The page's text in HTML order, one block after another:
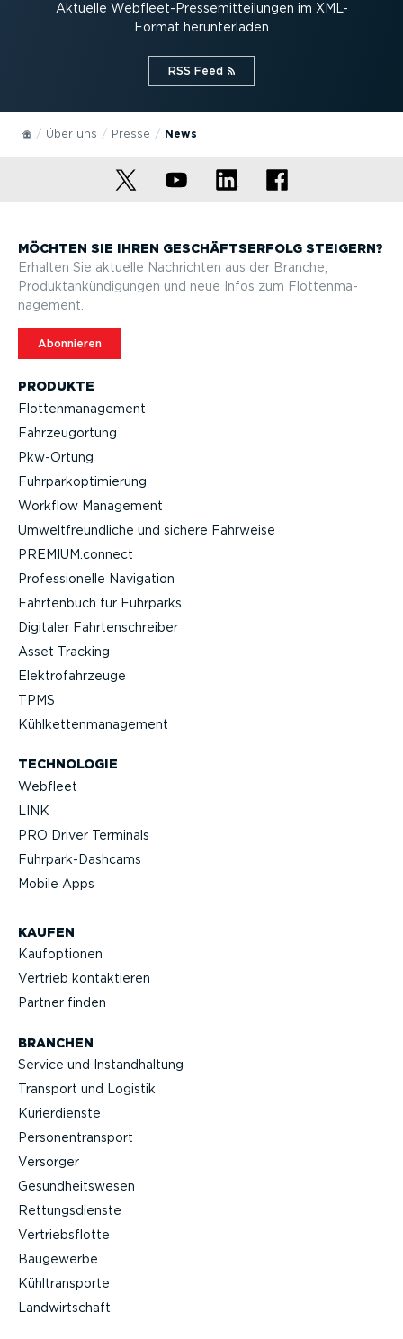
Aktuelle Webfleet-Pres­se­mit­tei­lungen im XML-
Format herun­ter­laden
RSS Feed⁠
Über uns Presse News
PRODUKTE
Flotten­ma­nagement
Fahrzeu­g­ortung
Pkw-Ortung
Fuhrpar­k­op­ti­mierung
Workflow Management
Umwelt­freund­liche und sichere Fahrweise
PREMIUM.connect
Profes­sio­nelle Navigation
Fahrtenbuch für Fuhrparks
Digitaler Fahrten­schreiber
Asset Tracking
Elektro­fahr­zeuge
TPMS
Kühlket­ten­ma­nagement
TECHNOLOGIE
Webfleet
LINK
PRO Driver Terminals
Fuhrpar­k-Da­shcams
Mobile Apps
KAUFEN
Kaufop­tionen
Vertrieb kontak­tieren
Partner finden
BRANCHEN
Service und Instand­haltung
Transport und Logistik
Kurier­dienste
Perso­nen­transport
Versorger
Gesund­heits­wesen
Rettungs­dienste
Vertriebs­flotte
Baugewerbe
Kühltrans­porte
Landwirt­schaft
MÖCHTEN SIE IHREN GESCHÄFTS­ERFOLG STEIGERN?
Erhalten Sie aktuelle Nachrichten aus der Branche,
Produktan­kün­di­gungen und neue Infos zum Flotten­ma­
nagement.
Abonnieren